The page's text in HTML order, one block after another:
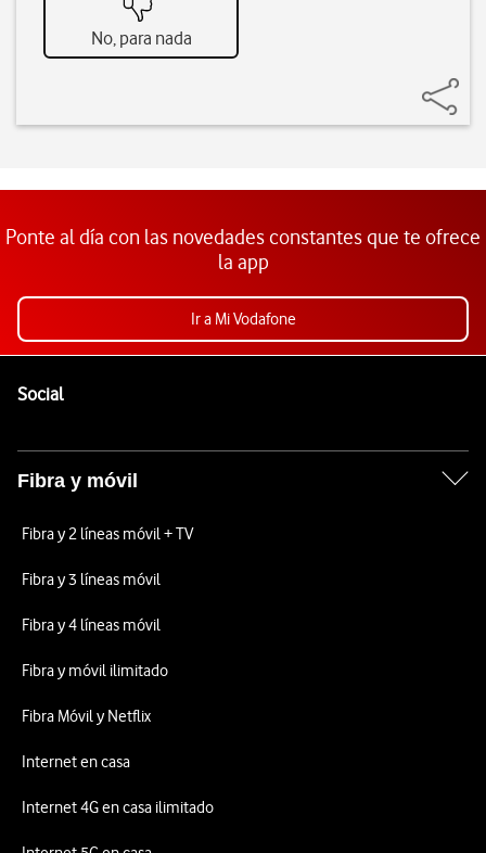
No, para nada
Ponte al día con las novedades constantes que te ofrece
la app
Ir a Mi Vodafone
SocialEnlaces a las redes sociales de Vodafone
Fibra y móvil
Fibra y 2 líneas móvil + TV
Fibra y 3 líneas móvil
Fibra y 4 líneas móvil
Fibra y móvil ilimitado
Fibra Móvil y Netflix
Internet en casa
Internet 4G en casa ilimitado